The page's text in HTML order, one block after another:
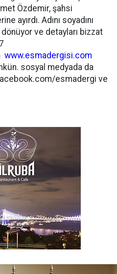
Özdemir, şahsi
ayırdı. Adını soyadını
ve detayları bizzat
www.esmadergisi.com
sosyal medyada da
esmadergi ve